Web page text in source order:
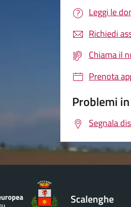
Leggi le
Richiedi
Chiama il
Prenota
Problemi
Segnala
Scalenghe